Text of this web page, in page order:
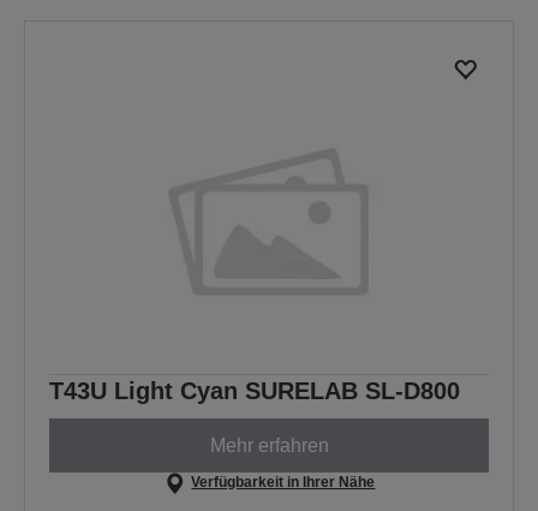
T43U Light Cyan SURELAB SL-D800
Mehr erfahren
Verfügbarkeit in Ihrer Nähe